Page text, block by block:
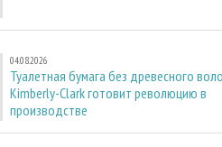
04.08.2026
Туалетная бумага без древесного
Kimberly-Clark готовит революцию в
производстве